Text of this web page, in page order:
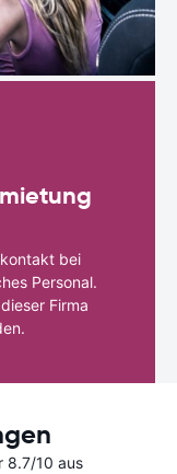
bei
Personal.
Firma
8.7/10 aus